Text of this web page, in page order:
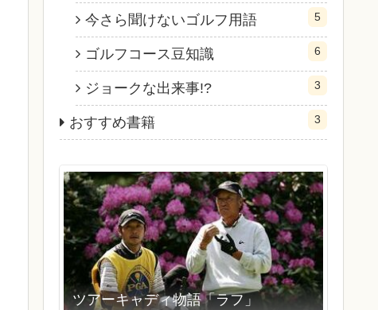
今さら聞けないゴルフ用語 5
ゴルフコース豆知識 6
ジョークな出来事!? 3
おすすめ書籍 3
ツアーキャディ物語「ラフ」